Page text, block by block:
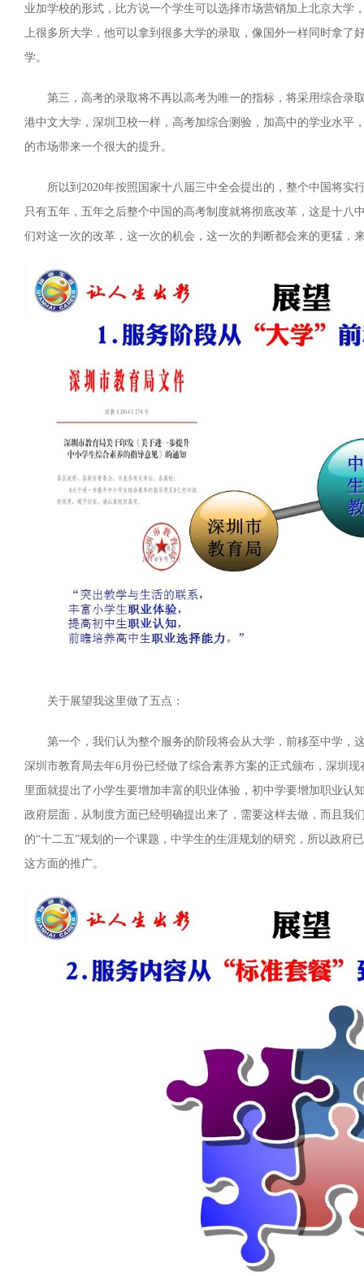
业加学校的形式，比方说一个学生可以选择市场营销加上北京大学
上很多所大学，他可以拿到很多大学的录取，像国外一样同时拿了
学。
第三，高考的录取将不再以高考为唯一的指标，将采用综合录
港中文大学，深圳卫校一样，高考加综合测验，加高中的学业水平
的市场带来一个很大的提升。
所以到2020年按照国家十八届三中全会提出的，整个中国将实
只有五年，五年之后整个中国的高考制度就将彻底改革，这是十八
们对这一次的改革，这一次的机会，这一次的判断都会来的更猛，
关于展望我这里做了五点：
第一个，我们认为整个服务的阶段将会从大学，前移至中学，
深圳市教育局去年6月份已经做了综合素养方案的正式颁布，深圳
里面就提出了小学生要增加丰富的职业体验，初中学要增加职业认
政府层面，从制度方面已经明确提出来了，需要这样去做，而且我
的“十二五”规划的一个课题，中学生的生涯规划的研究，所以政府
这方面的推广。